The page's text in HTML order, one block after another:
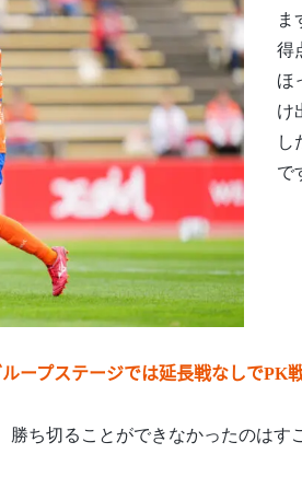
ま
得
ほ
け
し
で
ープステージでは延長戦なしで
勝ち切ることができなかったのは